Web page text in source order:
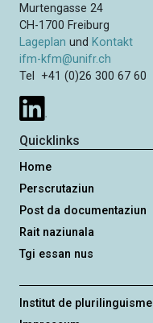
Murtengasse 24
CH-1700 Freiburg
Lageplan und Kontakt
ifm-kfm@unifr.ch
Tel +41 (0)26 300 67 60
Quicklinks
Home
Perscrutaziun
Post da documentaziun
Rait naziunala
Tgi essan nus
Institut de plurilinguisme